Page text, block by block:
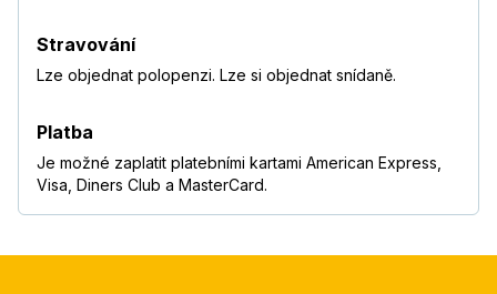
Stravování
Lze objednat polopenzi. Lze si objednat snídaně.
Platba
Je možné zaplatit platebními kartami American Express,
Visa, Diners Club a MasterCard.